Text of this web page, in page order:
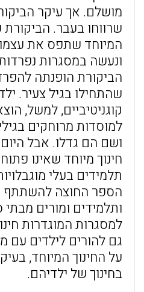
מושלם. אך עיקר
שרווחו בעבר.
המיוחד שתפס את עצמו
ונעשה במסגרות
הביקורת הופנתה
שהתחילו בגיל צעיר.
קוגניטיביים, למשל,
למוסדות מרוחקים
ושם הם גדלו. אבל
חינוך מיוחד שאינו
תלמידים בעלי
הספר החוצה להשתתף
ותלמידים ומורים מבתי
למסגרות המוגדרות
גם להורים לילדים עם
על החינוך המיוחד,
בחינוך של ילדיהם.